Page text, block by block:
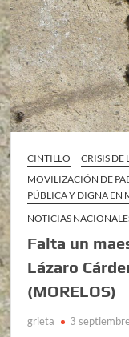
CINTILLO CRISIS
MOVILIZACIÓN DE
PÚBLICA Y DIGNA EN
NOTICIAS
Falta un
Lázaro
(MORELOS)
grieta 3